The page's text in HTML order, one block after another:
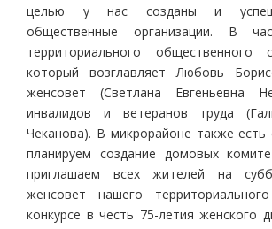
целью у нас созданы и
общественные организации. В
территориального общественного
который возглавляет Любовь
женсовет (Светлана Евгеньевна
инвалидов и ветеранов труда
Чеканова). В микрорайоне также
планируем создание домовых
приглашаем всех жителей на
женсовет нашего
конкурсе в честь 75-летия женского